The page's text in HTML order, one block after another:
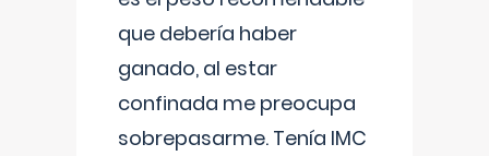
que debería haber
ganado, al estar
confinada me preocupa
sobrepasarme. Tenía IMC